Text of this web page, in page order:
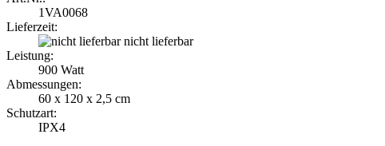
1VA0068
Lieferzeit:
nicht lieferbar
Leistung:
900 Watt
Abmessungen:
60 x 120 x 2,5 cm
Schutzart:
IPX4